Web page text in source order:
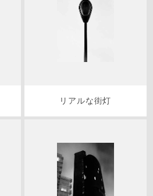
リアルな街灯